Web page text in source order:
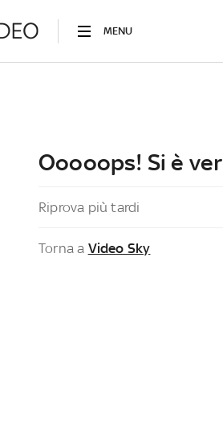
MENU
Ooooops! Si è
Riprova più tardi
Torna a Video Sky